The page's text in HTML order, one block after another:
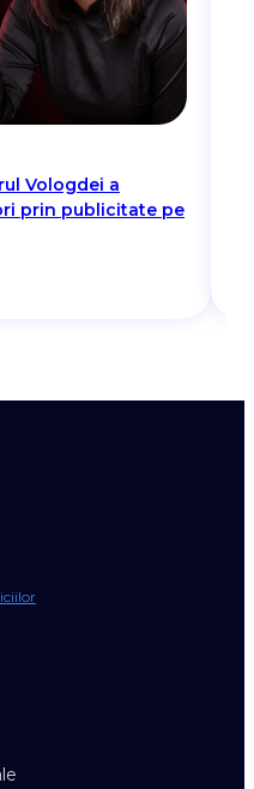
Vologdei a
prin publicitate pe